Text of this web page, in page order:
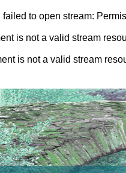
failed to open stream:
is not a valid stream
is not a valid stream